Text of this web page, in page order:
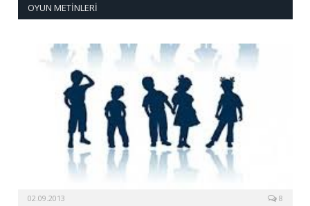
OYUN METINLERI
02.09.2013 8